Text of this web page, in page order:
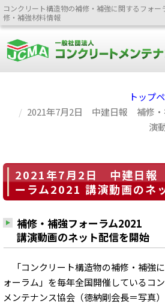
コンクリート構造物の補修・補強に関するフォ
修・補強材料情報
トップ
2021年7月2日 中建日報 補修・
演
2021年7月2日 中建日報
ーラム2021 講演動画のネ
補修・補強フォーラム2021
講演動画のネット配信を開始
「コンクリート構造物の補修・補強
ォーラム」を毎年全国開催しているコ
メンテナンス協会（徳納剛会長＝写真